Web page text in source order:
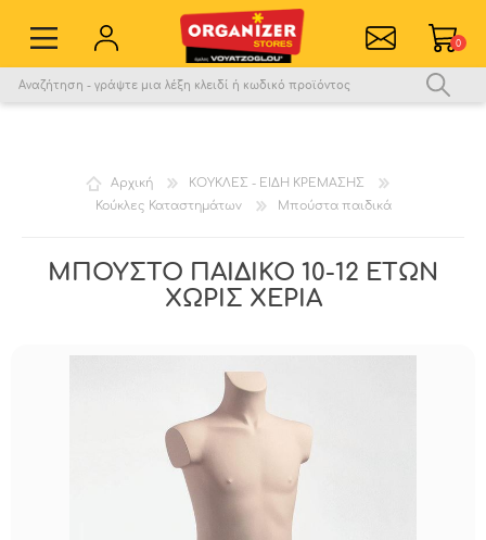
0
Αγαπημένα
Σύγκριση
Αρχική
ΚΟΥΚΛΕΣ - ΕΙΔΗ ΚΡΕΜΑΣΗΣ
Κούκλες Καταστημάτων
Μπούστα παιδικά
ΜΠΟΥΣΤΟ ΠΑΙΔΙΚΟ 10-12 ΕΤΩΝ
ΧΩΡΙΣ ΧΕΡΙΑ